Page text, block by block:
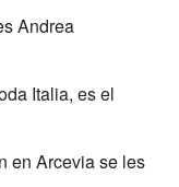
Andrea
Italia, es el
en Arcevia se les